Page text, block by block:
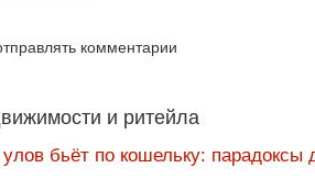
комментарии
и ритейла
бьёт по кошельку: парадоксы